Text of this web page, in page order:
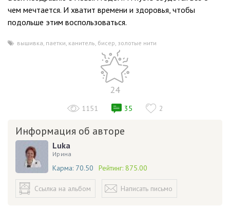
чем мечтается. И хватит времени и здоровья, чтобы
подольше этим воспользоваться.
вышивка, паетки, канитель, бисер, золотые нити
24
1151 35 2
Информация об авторе
Luka
Ирина
Карма: 70.50 Рейтинг: 875.00
Ссылка на альбом Написать письмо